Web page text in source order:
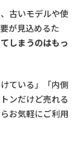
古いモデルや使
が見込めるた
しまうのはもっ
ている」「内側
ンだけど売れる
お気軽にご利用